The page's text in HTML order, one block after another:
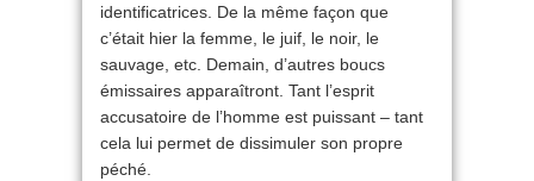
identificatrices. De la même façon que
c’était hier la femme, le juif, le noir, le
sauvage, etc. Demain, d’autres boucs
émissaires apparaîtront. Tant l’esprit
accusatoire de l’homme est puissant – tant
cela lui permet de dissimuler son propre
péché.